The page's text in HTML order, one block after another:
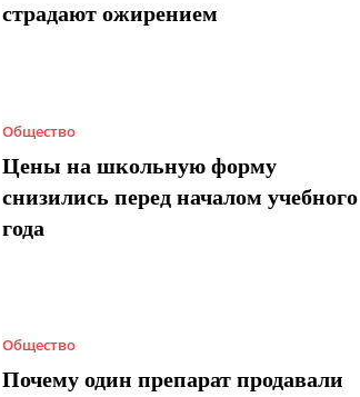
страдают ожирением
Общество
Цены на школьную форму
снизились перед началом учебного
года
Общество
Почему один препарат продавали